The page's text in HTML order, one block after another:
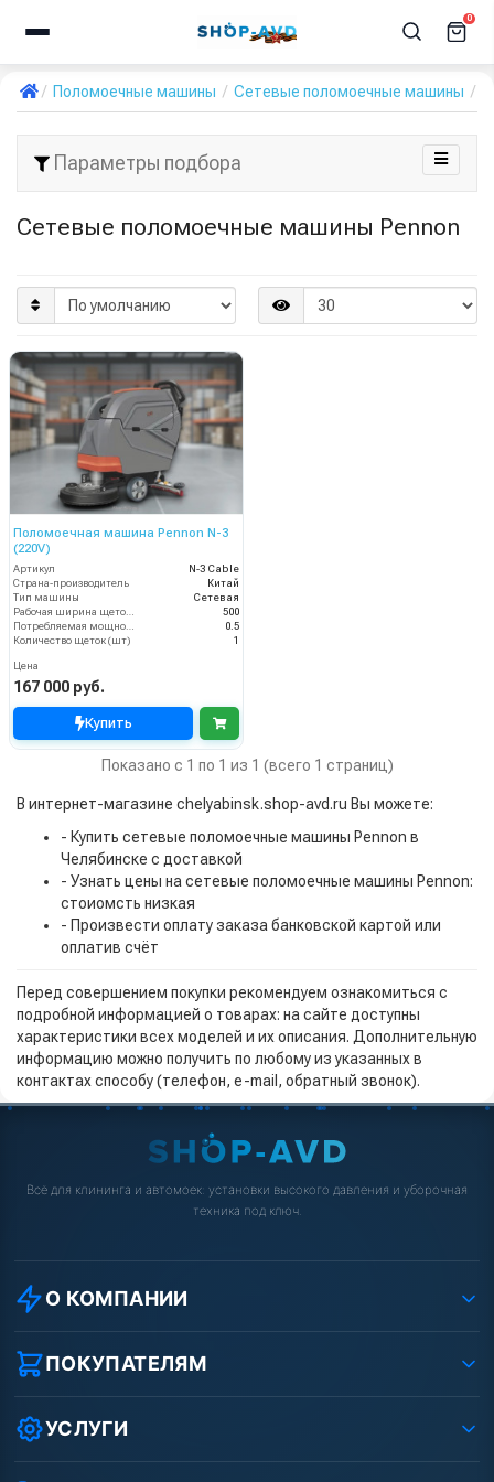
0
Поломоечные машины Сетевые поломоечные машины
Параметры подбора
Сетевые поломоечные машины Pennon
Поломоечная машина Pennon N-3
(220V)
Артикул
N-3 Cable
Страна-производитель
Китай
Тип машины
Сетевая
500
0.5
Количество щеток (шт)
1
Цена
167 000 руб.
Купить
Показано с 1 по 1 из 1 (всего 1 страниц)
В интернет-магазине chelyabinsk.shop-avd.ru Вы можете:
- Купить сетевые поломоечные машины Pennon в
Челябинске с доставкой
- Узнать цены на сетевые поломоечные машины Pennon:
стоиомсть низкая
- Произвести оплату заказа банковской картой или
оплатив счёт
Перед совершением покупки рекомендуем ознакомиться с
подробной информацией о товарах: на сайте доступны
характеристики всех моделей и их описания. Дополнительную
информацию можно получить по любому из указанных в
контактах способу (телефон, e-mail, обратный звонок).
Всё для клининга и автомоек: установки высокого давления и уборочная
техника под ключ.
О КОМПАНИИ
О компании
Реквизиты ООО «Шоп АВД»
Защита данных клиента
Условия соглашения
Вакансии
ПОКУПАТЕЛЯМ
Как заказать?
Оплата
Доставка
УСЛУГИ
Ремонт АВД